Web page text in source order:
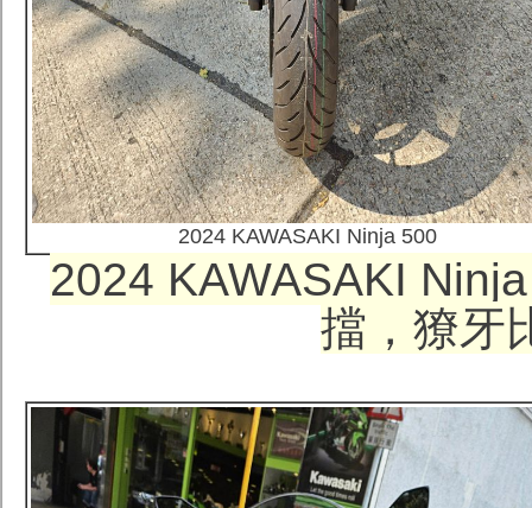
2024 KAWASAKI Ninja 500
2024 KAWASAKI
擋，獠牙